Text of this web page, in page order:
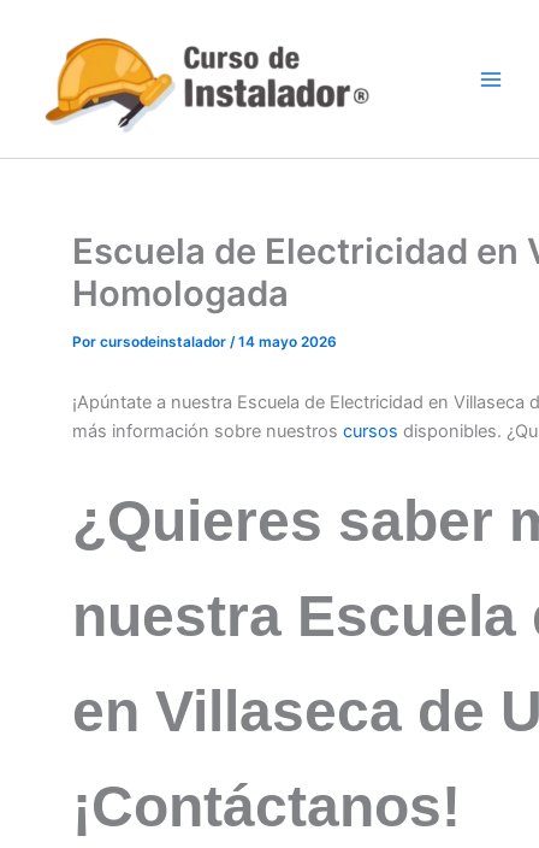
contenido
Escuela de Electricidad en
Homologada
Por cursodeinstalador /14 mayo 2026
¡Apúntate a nuestra Escuela de Electricidad en Villaseca
más información sobre nuestros cursos disponibles.
¿Quieres saber
nuestra
en Villaseca de
¡Contáctanos!